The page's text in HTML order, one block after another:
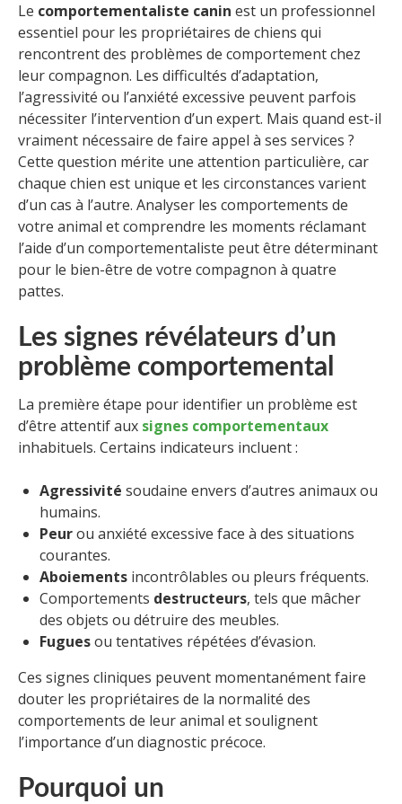
Le comportementaliste canin est un professionnel
essentiel pour les propriétaires de chiens qui
rencontrent des problèmes de comportement chez
leur compagnon. Les difficultés d’adaptation,
l’agressivité ou l’anxiété excessive peuvent parfois
nécessiter l’intervention d’un expert. Mais quand est-il
vraiment nécessaire de faire appel à ses services ?
Cette question mérite une attention particulière, car
chaque chien est unique et les circonstances varient
d’un cas à l’autre. Analyser les comportements de
votre animal et comprendre les moments réclamant
l’aide d’un comportementaliste peut être déterminant
pour le bien-être de votre compagnon à quatre
pattes.
Les signes révélateurs d’un
problème comportemental
La première étape pour identifier un problème est
d’être attentif aux signes comportementaux
inhabituels. Certains indicateurs incluent :
Agressivité soudaine envers d’autres animaux ou
humains.
Peurou anxiété excessive face à des situations
courantes.
Aboiements incontrôlables ou pleurs fréquents.
Comportements destructeurs, tels que mâcher
des objets ou détruire des meubles.
Fuguesou tentatives répétées d’évasion.
Ces signes cliniques peuvent momentanément faire
douter les propriétaires de la normalité des
comportements de leur animal et soulignent
l’importance d’un diagnostic précoce.
Pourquoi un